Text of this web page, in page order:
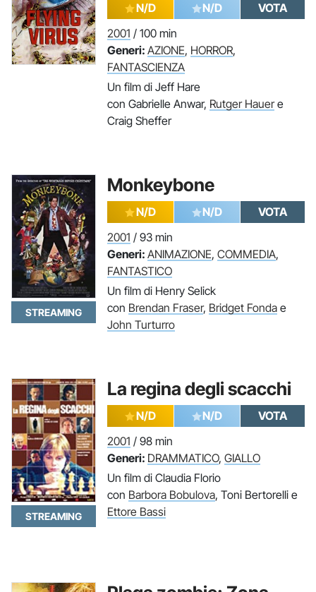
N/D N/D
VOTA
2001 / 100 min
Generi: AZIONE, HORROR,
FANTASCIENZA
Un film di Jeff Hare
con Gabrielle Anwar, Rutger Hauere
Craig Sheffer
Monkeybone
STREAMING
N/D N/D
VOTA
2001 / 93 min
Generi: ANIMAZIONE, COMMEDIA,
FANTASTICO
Un film di Henry Selick
con Brendan Fraser, Bridget Fonda e
John Turturro
La regina degli scacchi
STREAMING
N/D N/D
VOTA
2001 / 98 min
Generi: DRAMMATICO, GIALLO
Un film di Claudia Florio
con Barbora Bobulova, Toni Bertorelli e
Ettore Bassi